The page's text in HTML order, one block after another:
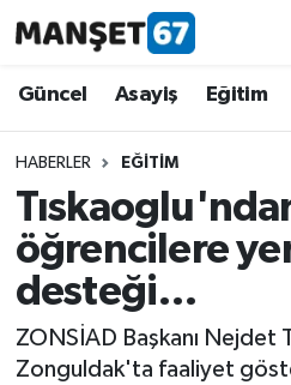
Güncel Asayiş Eğitim
HABERLER EĞITIM
öğrencilere
desteği…
ZONSİAD Başkanı Nejdet
Zonguldak'ta faaliyet
Güncel
Asayiş
Siyaset
Spor
Eğitim